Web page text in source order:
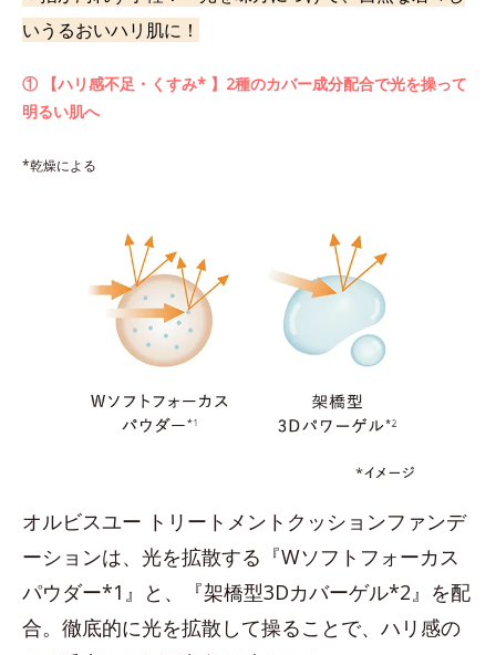
いうるおいハリ肌に！
① 【ハリ感不足・くすみ* 】2種のカバー成分配合で光を操って
明るい肌へ
*乾燥による
オルビスユー トリートメントクッションファンデ
ーションは、光を拡散する『Wソフトフォーカス
パウダー*1』と、『架橋型3Dカバーゲル*2』を配
合。徹底的に光を拡散して操ることで、ハリ感の